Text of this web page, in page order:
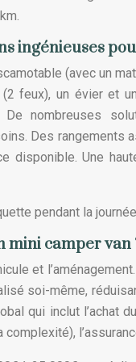
ingénieuses
(avec un
feux), un évier et
De nombreuses
Des
disponible. Une
pendant la
mini camper van
et
soi-même,
qui inclut l’achat